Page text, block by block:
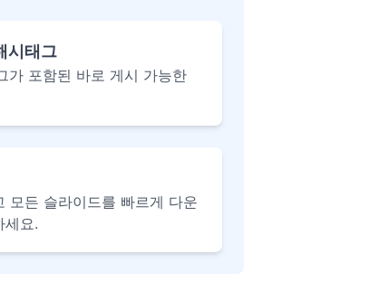
시태그
가 포함된 바로 게시 가능한
모든 슬라이드를 빠르게 다운
세요.